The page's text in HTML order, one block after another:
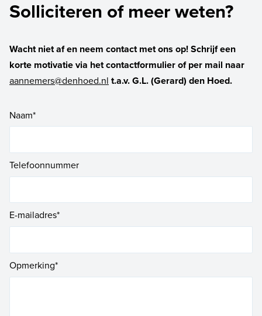
Naam*
Telefoonnummer
E-mailadres*
Opmerking*
Solliciteren of meer weten?
Wacht niet af en neem contact met ons op! Schrijf een
korte motivatie via het contactformulier of per mail naar
aannemers@denhoed.nl t.a.v. G.L. (Gerard) den Hoed.